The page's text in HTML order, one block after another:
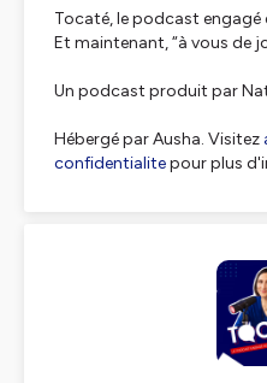
Tocaté, le podcast engagé
Et maintenant, “à vous de
Un podcast produit par
Hébergé par Ausha. Visitez
confidentialitepour plus